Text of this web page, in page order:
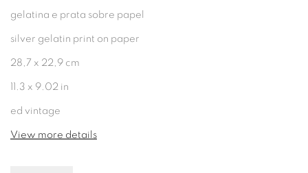
gelatina e prata sobre papel
silver gelatin print on paper
28,7 x 22,9 cm
11.3 x 9.02 in
ed vintage
View more details